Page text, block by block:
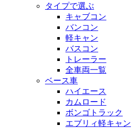
タイプで選ぶ
キャブコン
バンコン
軽キャン
バスコン
トレーラー
全車両一覧
ベース車
ハイエース
カムロード
ボンゴトラック
エブリィ軽キャン